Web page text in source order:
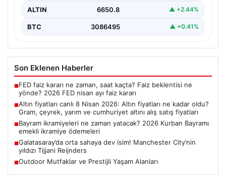
ALTIN 6650.8 ▲ +2.44%
BTC 3086495 ▲ +0.41%
Son Eklenen Haberler
■FED faiz kararı ne zaman, saat kaçta? Faiz beklentisi ne
yönde? 2026 FED nisan ayı faiz kararı
■Altın fiyatları canlı 8 Nisan 2026: Altın fiyatları ne kadar oldu?
Gram, çeyrek, yarım ve cumhuriyet altını alış satış fiyatları
■Bayram ikramiyeleri ne zaman yatacak? 2026 Kurban Bayramı
emekli ikramiye ödemeleri
■Galatasaray’da orta sahaya dev isim! Manchester City’nin
yıldızı Tijjani Reijnders
■Outdoor Mutfaklar ve Prestijli Yaşam Alanları